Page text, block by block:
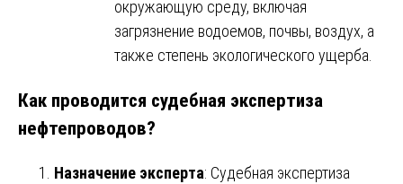
окружающую среду, включая
загрязнение водоемов, почвы, воздух, а
также степень экологического ущерба.
Как проводится судебная экспертиза
нефтепроводов?
Назначение эксперта: Судебная экспертиза